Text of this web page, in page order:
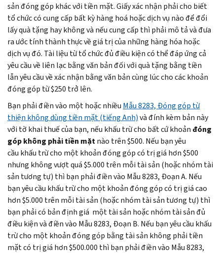
sản đóng góp khác với tiền mặt. Giấy xác nhận phải cho biết
tổ chức có cung cấp bất kỳ hàng hoá hoặc dịch vụ nào để đổi
lấy quà tặng hay không và nếu cung cấp thì phải mô tả và đưa
ra ước tính thành thực về giá trị của những hàng hóa hoặc
dịch vụ đó. Tài liệu từ tổ chức đủ điều kiện có thể đáp ứng cả
yêu cầu về liên lạc bằng văn bản đối với quà tặng bằng tiền
lẫn yêu cầu về xác nhận bằng văn bản cùng lúc cho các khoản
đóng góp từ $250 trở lên.
Bạn phải điền vào một hoặc nhiều Mẫu 8283, Đóng góp từ
thiện không dùng tiền mặt (tiếng Anh)và đính kèm bản này
với tờ khai thuế của bạn, nếu khấu trừ cho bất cứ khoản đóng
góp không phải tiền mặtnào trên $500. Nếu bạn yêu
cầu khấu trừ cho một khoản đóng góp có trị giá hơn $500
nhưng không vượt quá $5.000 trên mỗi tài sản (hoặc nhóm tài
sản tương tự) thì bạn phải điền vào Mẫu 8283, Đoạn A. Nếu
bạn yêu cầu khấu trừ cho một khoản đóng góp có trị giá cao
hơn $5.000 trên mỗi tài sản (hoặc nhóm tài sản tương tự) thì
bạn phải có bản định giá một tài sản hoặc nhóm tài sản đủ
điều kiện và điền vào Mẫu 8283, Đoạn B. Nếu bạn yêu cầu khấu
trừ cho một khoản đóng góp bằng tài sản không phải tiền
mặt có trị giá hơn $500.000 thì bạn phải điền vào Mẫu 8283,